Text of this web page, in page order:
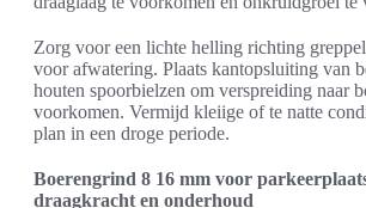
Zorg voor een lichte helling richting
voor afwatering. Plaats kantopsluiting van
houten spoorbielzen om verspreiding naar
voorkomen. Vermijd kleiige of te natte
plan in een droge periode.
Boerengrind 8 16 mm voor
draagkracht en onderhoud